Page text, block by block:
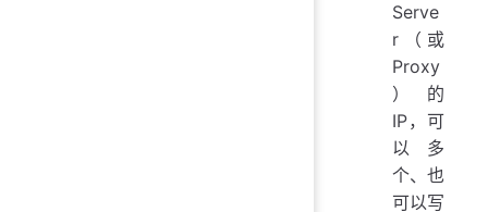
Serve
r（或
Proxy
）的
IP，可
以多
个、也
可以写